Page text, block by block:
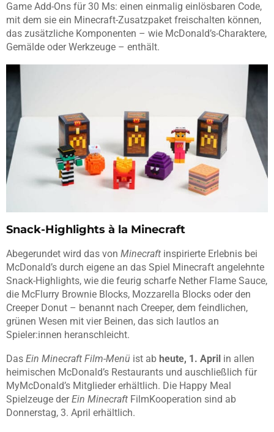
Game Add-Ons für 30 Ms: einen einmalig einlösbaren Code,
mit dem sie ein Minecraft-Zusatzpaket freischalten können,
das zusätzliche Komponenten – wie McDonald’s-Charaktere,
Gemälde oder Werkzeuge – enthält.
Snack-Highlights à la Minecraft
Abegerundet wird das von Minecraft inspirierte Erlebnis bei
McDonald’s durch eigene an das Spiel Minecraft angelehnte
Snack-Highlights, wie die feurig scharfe Nether Flame Sauce,
die McFlurry Brownie Blocks, Mozzarella Blocks oder den
Creeper Donut – benannt nach Creeper, dem feindlichen,
grünen Wesen mit vier Beinen, das sich lautlos an
Spieler:innen heranschleicht.
Das Ein Minecraft Film-Menü ist ab heute, 1. April in allen
heimischen McDonald’s Restaurants und auschließlich für
MyMcDonald’s Mitglieder erhältlich. Die Happy Meal
Spielzeuge derEin Minecraft FilmKooperation sind ab
Donnerstag, 3. April erhältlich.